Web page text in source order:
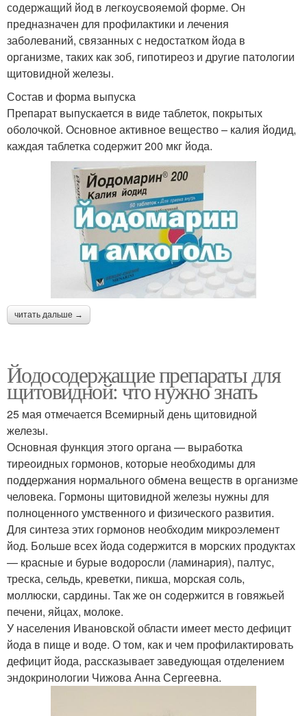
содержащий йод в легкоусвояемой форме. Он
предназначен для профилактики и лечения
заболеваний, связанных с недостатком йода в
организме, таких как зоб, гипотиреоз и другие патологии
щитовидной железы.
Состав и форма выпуска
Препарат выпускается в виде таблеток, покрытых
оболочкой. Основное активное вещество – калия йодид,
каждая таблетка содержит 200 мкг йода.
читать дальше →
Йодосодержащие препараты для
щитовидной: что нужно знать
25 мая отмечается Всемирный день щитовидной
железы.
Основная функция этого органа — выработка
тиреоидных гормонов, которые необходимы для
поддержания нормального обмена веществ в организме
человека. Гормоны щитовидной железы нужны для
полноценного умственного и физического развития.
Для синтеза этих гормонов необходим микроэлемент
йод. Больше всех йода содержится в морских продуктах
— красные и бурые водоросли (ламинария), палтус,
треска, сельдь, креветки, пикша, морская соль,
моллюски, сардины. Так же он содержится в говяжьей
печени, яйцах, молоке.
У населения Ивановской области имеет место дефицит
йода в пище и воде. О том, как и чем профилактировать
дефицит йода, рассказывает заведующая отделением
эндокринологии Чижова Анна Сергеевна.